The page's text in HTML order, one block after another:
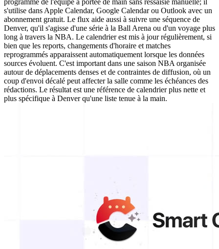
programme de l'équipe à portée de main sans ressaisie manuelle; il
s'utilise dans Apple Calendar, Google Calendar ou Outlook avec un
abonnement gratuit. Le flux aide aussi à suivre une séquence de
Denver, qu'il s'agisse d'une série à la Ball Arena ou d'un voyage plus
long à travers la NBA. Le calendrier est mis à jour régulièrement, si
bien que les reports, changements d'horaire et matches
reprogrammés apparaissent automatiquement lorsque les données
sources évoluent. C'est important dans une saison NBA organisée
autour de déplacements denses et de contraintes de diffusion, où un
coup d'envoi décalé peut affecter la salle comme les échéances des
rédactions. Le résultat est une référence de calendrier plus nette et
plus spécifique à Denver qu'une liste tenue à la main.